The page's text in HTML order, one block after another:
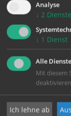
Bitte akzeptieren Sie
Analyse
↓ 2 Dienste
↓ 1 Dienst
Alle
Mit diesem
Ich lehne ab